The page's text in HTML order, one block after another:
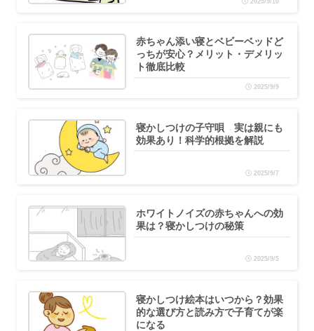
赤ちゃん添い寝とベビーベッドど
っちが安心？メリット・デメリッ
ト徹底比較
2025/9/9
寝かしつけの子守唄 実は親にも
効果あり！科学的根拠を解説
2025/9/7
ホワイトノイズの赤ちゃんへの効
果は？寝かしつけの秘策
2025/9/5
寝かしつけ絵本はいつから？効果
的な選び方と読み方で子育てが楽
になる